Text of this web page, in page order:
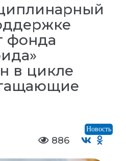
фонда
в цикле
Новость
886